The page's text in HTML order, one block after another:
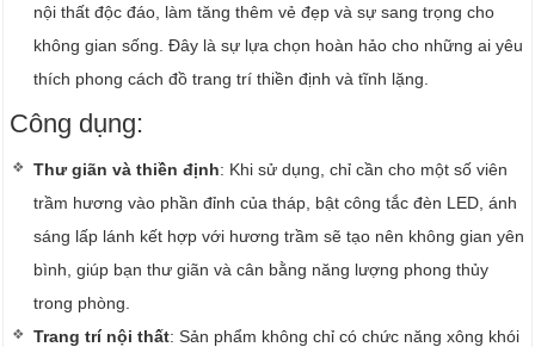
nội thất độc đáo, làm tăng thêm vẻ đẹp và sự sang trọng cho
không gian sống. Đây là sự lựa chọn hoàn hảo cho những ai yêu
thích phong cách đồ trang trí thiền định và tĩnh lặng.
Công dụng:
Thư giãn và thiền định: Khi sử dụng, chỉ cần cho một số viên
trầm hương vào phần đỉnh của tháp, bật công tắc đèn LED, ánh
sáng lấp lánh kết hợp với hương trầm sẽ tạo nên không gian yên
bình, giúp bạn thư giãn và cân bằng năng lượng phong thủy
trong phòng.
Trang trí nội thất: Sản phẩm không chỉ có chức năng xông khói